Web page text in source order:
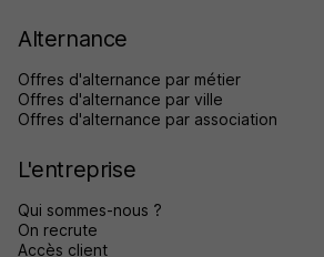
Alternance
Offres d'alternance par métier
Offres d'alternance par ville
Offres d'alternance par association
L'entreprise
Qui sommes-nous ?
On recrute
Accès client